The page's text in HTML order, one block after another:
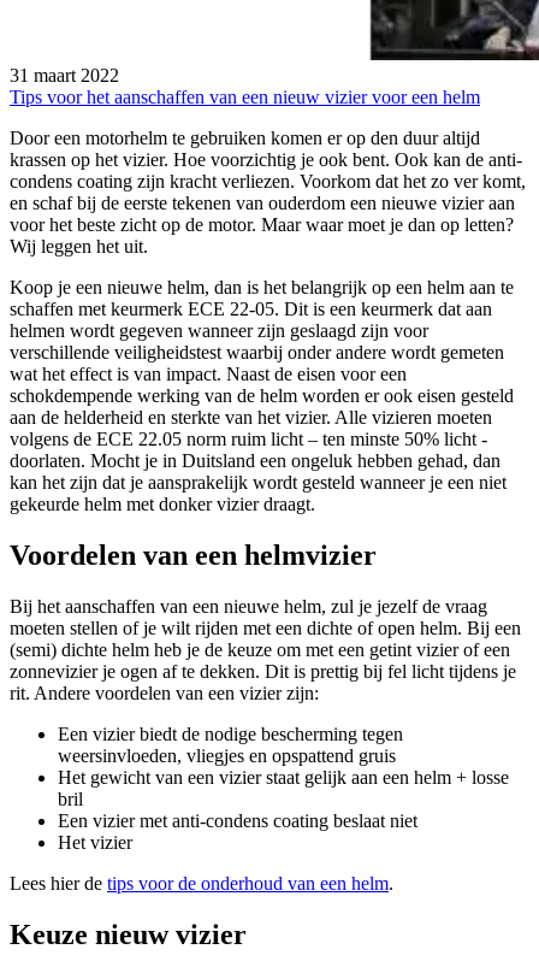
31 maart 2022
Tips voor het aanschaffen van een nieuw vizier voor een helm
Door een motorhelm te gebruiken komen er op den duur altijd
krassen op het vizier. Hoe voorzichtig je ook bent. Ook kan de anti-
condens coating zijn kracht verliezen. Voorkom dat het zo ver komt,
en schaf bij de eerste tekenen van ouderdom een nieuwe vizier aan
voor het beste zicht op de motor. Maar waar moet je dan op letten?
Wij leggen het uit.
Koop je een nieuwe helm, dan is het belangrijk op een helm aan te
schaffen met keurmerk ECE 22-05. Dit is een keurmerk dat aan
helmen wordt gegeven wanneer zijn geslaagd zijn voor
verschillende veiligheidstest waarbij onder andere wordt gemeten
wat het effect is van impact. Naast de eisen voor een
schokdempende werking van de helm worden er ook eisen gesteld
aan de helderheid en sterkte van het vizier. Alle vizieren moeten
volgens de ECE 22.05 norm ruim licht – ten minste 50% licht -
doorlaten. Mocht je in Duitsland een ongeluk hebben gehad, dan
kan het zijn dat je aansprakelijk wordt gesteld wanneer je een niet
gekeurde helm met donker vizier draagt.
Voordelen van een helmvizier
Bij het aanschaffen van een nieuwe helm, zul je jezelf de vraag
moeten stellen of je wilt rijden met een dichte of open helm. Bij een
(semi) dichte helm heb je de keuze om met een getint vizier of een
zonnevizier je ogen af te dekken. Dit is prettig bij fel licht tijdens je
rit. Andere voordelen van een vizier zijn:
Een vizier biedt de nodige bescherming tegen
weersinvloeden, vliegjes en opspattend gruis
Het gewicht van een vizier staat gelijk aan een helm + losse
bril
Een vizier met anti-condens coating beslaat niet
Het vizier
Lees hier de tips voor de onderhoud van een helm.
Keuze nieuw vizier